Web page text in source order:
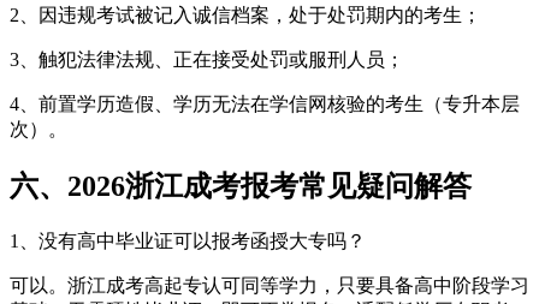
2、因违规考试被记入诚信档案，处于处罚期内的考生；
3、触犯法律法规、正在接受处罚或服刑人员；
4、前置学历造假、学历无法在学信网核验的考生（专升本层
次）。
六、2026浙江成考报考常见疑问解答
1、没有高中毕业证可以报考函授大专吗？
可以。浙江成考高起专认可同等学力，只要具备高中阶段学习